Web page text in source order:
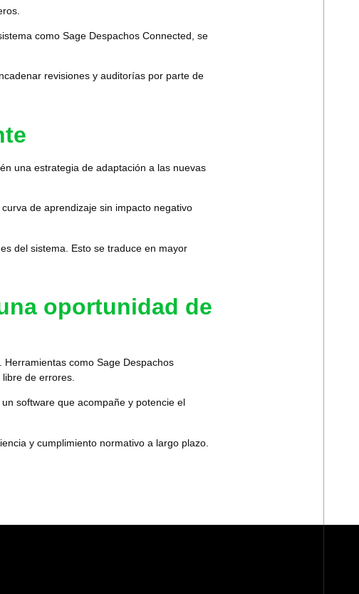
como Sage Despachos Connected , se
revisiones y auditorías por parte de
una estrategia de adaptación a las nuevas
de aprendizaje sin impacto negativo
del sistema. Esto se traduce en mayor
oportunidad de
Herramientas como Sage Despachos
de errores.
software que acompañe y potencie el
y cumplimiento normativo a largo plazo.